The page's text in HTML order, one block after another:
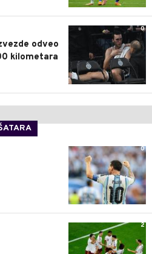
0
odveo
kilometara
0
2